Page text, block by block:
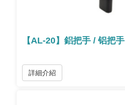
【AL-20】鋁把手 / 铝把手
詳細介紹